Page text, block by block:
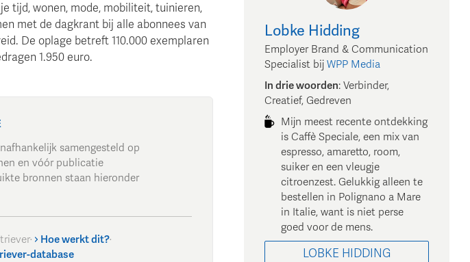
tijd, wonen, mode, mobiliteit, tuinieren,
met de dagkrant bij alle abonnees van
De oplage betreft 110.000 exemplaren
1.950 euro.
samengesteld op
en vóór publicatie
bronnen staan hieronder
· Hoe werkt dit?·
database
Lobke Hidding
Employer Brand & Communication
Specialist bij WPP Media
In drie woorden: Verbinder,
Creatief, Gedreven
Mijn meest recente ontdekking
is Caffè Speciale, een mix van
espresso, amaretto, room,
suiker en een vleugje
citroenzest. Gelukkig alleen te
bestellen in Polignano a Mare
in Italie, want is niet perse
goed voor de mens.
LOBKE HIDDING